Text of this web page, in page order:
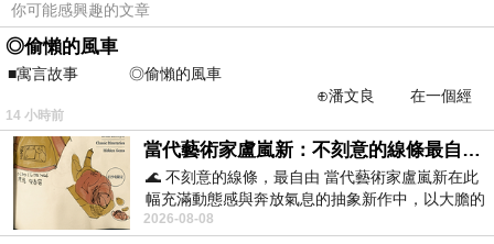
二、從勞動經驗到語氣正當性：神話如何生成？
經歷過辛苦的人，理應最能理解他人所受之苦；但為何他
這是因為經驗已被語氣化成為一種道德籌碼。
吃過的苦，轉化為說話的資格；過去的壓抑，轉化為今天
要求他人也必須壓抑的依據。
苦不再是經歷，而成為勞動資歷的「淨化儀式」。
你可能感興趣的文章
◎偷懶的風車
■寓言故事 ◎偷懶的風車
⊕潘文良 在一個經
常颳風的山丘上—&m
14 小時前
當代藝術家盧嵐新：不刻意的線條最自由，讓色彩流動、筆觸自己說話
🌊 不刻意的線條，最自由 當代藝術家盧嵐新在此
幅充滿動態感與奔放氣息的抽象新作中，以大膽的
藍色顏料在白色畫布上揮灑、壓印與流淌
2026-08-08